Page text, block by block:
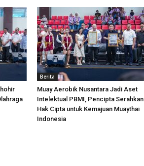
Berita
Muay Aerobik Nusantara Jadi Aset
Intelektual PBMI, Pencipta Serahkan
Hak Cipta untuk Kemajuan Muaythai
Indonesia